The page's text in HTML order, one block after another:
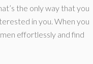
the only way that you
in you. When you
effortlessly and find